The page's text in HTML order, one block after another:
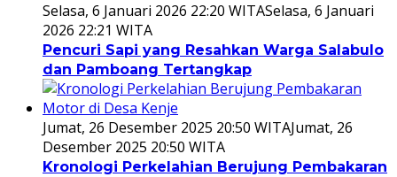
Selasa, 6 Januari 2026 22:20 WITASelasa, 6 Januari
2026 22:21 WITA
Pencuri Sapi yang Resahkan Warga Salabulo
dan Pamboang Tertangkap
Jumat, 26 Desember 2025 20:50 WITAJumat, 26
Desember 2025 20:50 WITA
Kronologi Perkelahian Berujung Pembakaran